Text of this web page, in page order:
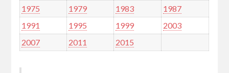
1975
1979 1983
1987
1991
1995 1999
2003
2007
2011 2015